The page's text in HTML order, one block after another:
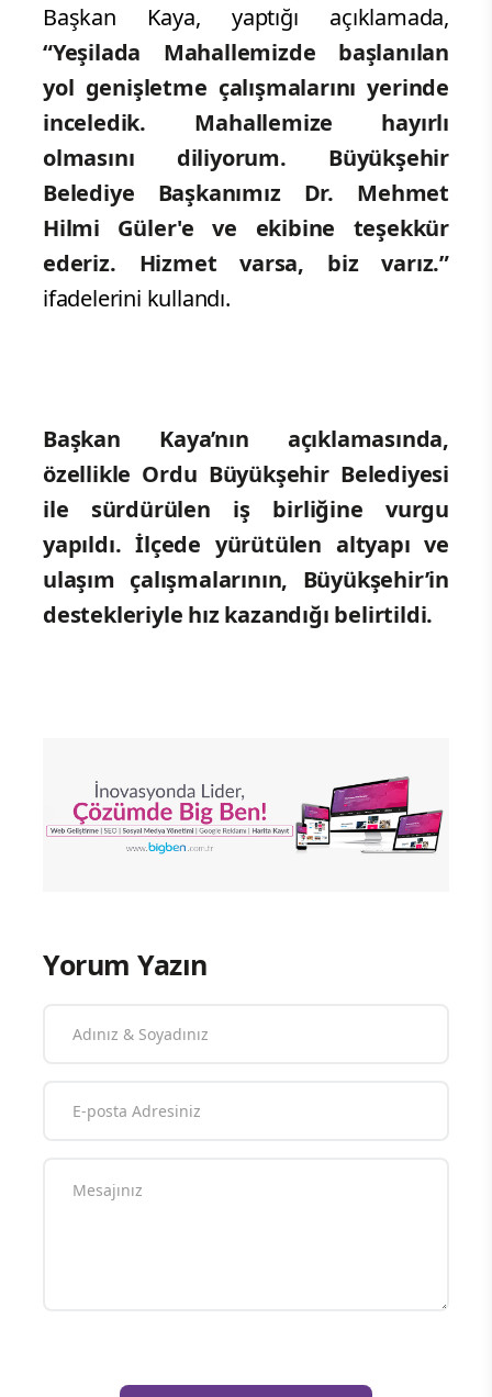
Başkan Kaya, yaptığı açıklamada,
“Yeşilada Mahallemizde başlanılan
yol genişletme çalışmalarını yerinde
inceledik. Mahallemize hayırlı
olmasını diliyorum. Büyükşehir
Belediye Başkanımız Dr. Mehmet
Hilmi Güler'e ve ekibine teşekkür
ederiz. Hizmet varsa, biz varız.”
ifadelerini kullandı.
Başkan Kaya’nın açıklamasında,
özellikle Ordu Büyükşehir Belediyesi
ile sürdürülen iş birliğine vurgu
yapıldı. İlçede yürütülen altyapı ve
ulaşım çalışmalarının, Büyükşehir’in
destekleriyle hız kazandığı belirtildi.
Yorum Yazın